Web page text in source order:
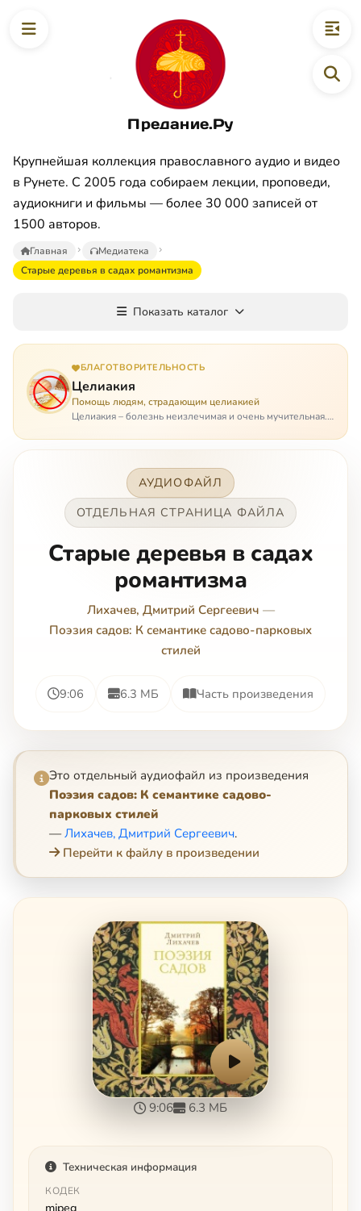
Предание.Ру
Крупнейшая коллекция православного аудио и видео
в Рунете. С 2005 года собираем лекции, проповеди,
аудиокниги и фильмы — более 30 000 записей от
1500 авторов.
Главная
Медиатека
Старые деревья в садах романтизма
Показать каталог
БЛАГОТВОРИТЕЛЬНОСТЬ
Целиакия
Помощь людям, страдающим целиакией
Целиакия – болезнь неизлечимая и очень мучительная.
целиакией страдает в одиночестве, не представляя
АУДИОФАЙЛ
ОТДЕЛЬНАЯ СТРАНИЦА ФАЙЛА
Старые деревья в садах
романтизма
Лихачев, Дмитрий Сергеевич —
Поэзия садов: К семантике садово-парковых
стилей
9:06 6.3 МБ Часть произведения
Это отдельный аудиофайл из произведения
Поэзия садов: К семантике садово-
парковых стилей
— Лихачев, Дмитрий Сергеевич.
Перейти к файлу в произведении
9:06 6.3 МБ
Техническая информация
КОДЕК
mjpeg